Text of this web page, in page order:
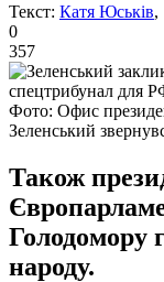
Текст: Катя Юськів,
0
357
Фото: Офис
Зеленський
Також
Голодомору
народу.